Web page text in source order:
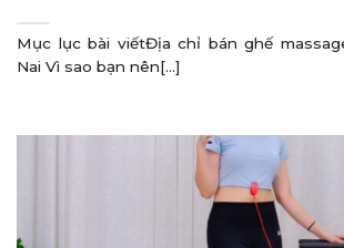
Mục lục bài viếtĐịa chỉ bán ghế
Nai Vì sao bạn nên[...]